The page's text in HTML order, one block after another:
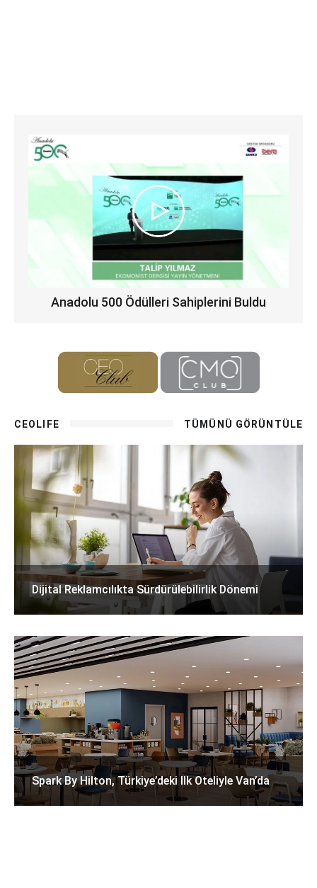
Anadolu 500 Ödülleri Sahiplerini Buldu
CEOLIFE TÜMÜNÜ GÖRÜNTÜLE
Dijital Reklamcılıkta Sürdürülebilirlik Dönemi
Spark By Hilton, Türkiye’deki Ilk Oteliyle Van’da